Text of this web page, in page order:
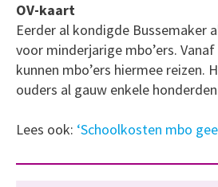
OV-kaart
Eerder al kondigde Bussemaker
voor minderjarige mbo’ers. Vanaf
kunnen mbo’ers hiermee reizen.
ouders al gauw enkele honderden
Lees ook: ‘Schoolkosten mbo